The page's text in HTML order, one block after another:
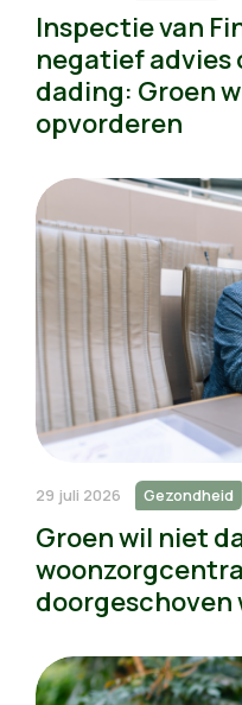
Inspectie van
negatief advies
dading: Groen
opvorderen
29 juli 2026 Gezondheid
Groen wil niet
doorgeschoven